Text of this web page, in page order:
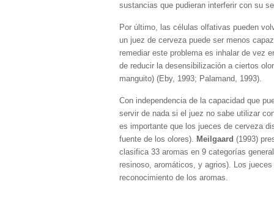
sustancias que pudieran interferir con su
Por último, las células olfativas pueden
un juez de cerveza puede ser menos
remediar este problema es inhalar de vez
de reducir la desensibilización a ciertos
manguito) (Eby, 1993; Palamand, 1993).
Con independencia de la capacidad que
servir de nada si el juez no sabe utilizar
es importante que los jueces de cerveza
fuente de los olores). Meilgaard (1993)
clasifica 33 aromas en 9 categorías
resinoso, aromáticos, y agrios). Los
reconocimiento de los aromas.